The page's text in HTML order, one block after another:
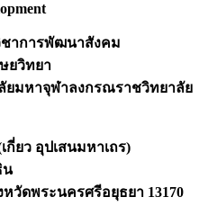
าการพัฒนาสังคม
ยวิทยา
ยมหาจุฬาลงกรณราชวิทยาลัย
ยว อุปเสนมหาเถร)
น
วัดพระนครศรีอยุธยา 13170